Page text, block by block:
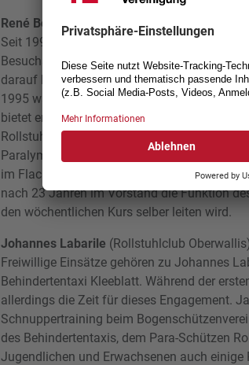
René Bolliger
(Rollstuhl-Tennis-Club Aargau)
Seit 1991 fördert René Bolliger das
Besuchs der Schweizer Interclub
darauf half er mit, das erste Birrhard Open,
1995 war er dabei, als der Rollstuhl-Tennis-
bietet er bis heute bis zu vier Trainings pro
Rollstuhl-Tennis und Mitglied der
Paralympics in Sydney und Athen. Auch in
im Flachland genauso wie in den Bergen.
nach 23 Jahren im Vorstand die Funktion
den wöchentlichen Kurs selber leiten wird.
Johannes Labarile (Rollstuhlclub
Freiwillige Einsätze gehören zu Johannes
Behindertentaxi Kleeblatt. Während der
allerdings die Zeit für dieses Engagement.
Schnuppertraining beim
des Behindertentaxis, dem Para-Schützen
Jugendlichen und Erwachsenen auch